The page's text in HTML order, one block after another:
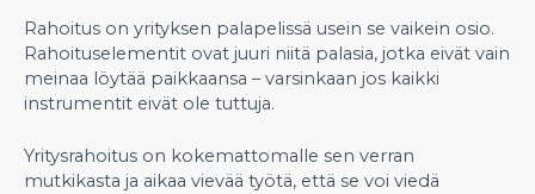
Rahoitus on yrityksen palapelissä usein se vaikein osio.
Rahoituselementit ovat juuri niitä palasia, jotka eivät vain
meinaa löytää paikkaansa – varsinkaan jos kaikki
instrumentit eivät ole tuttuja.
Yritysrahoitus on kokemattomalle sen verran
mutkikasta ja aikaa vievää työtä, että se voi viedä